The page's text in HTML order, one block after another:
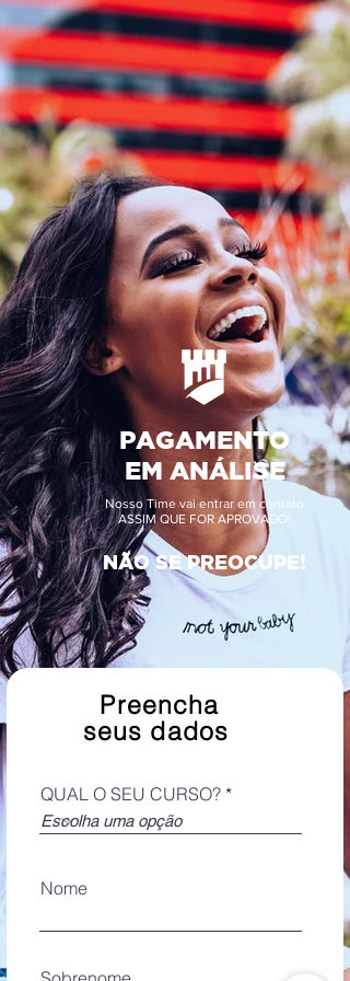
PAGAMENTO
EM ANÁLISE
Nosso Time vai entrar em contato
ASSIM QUE FOR APROVADO!
NÃO SE PREOCUPE!
Preencha
seus dados
QUAL O SEU CURSO?
Nome